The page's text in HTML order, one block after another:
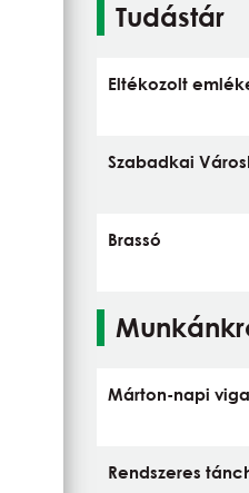
Tudástár
Eltékozolt
Szabadkai
Brassó
Márton-napi
Rendszeres